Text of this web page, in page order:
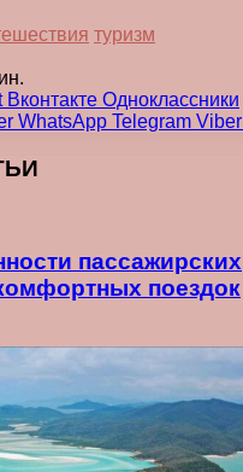
туризм
Вконтакте Одноклассники
WhatsApp Telegram Viber
пассажирских
поездок